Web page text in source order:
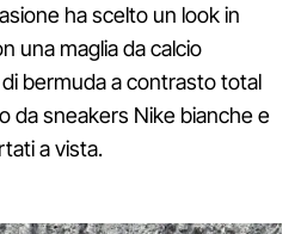
ha scelto un look in
una maglia da calcio
bermuda a contrasto total
da sneakers Nike bianche e
a vista.